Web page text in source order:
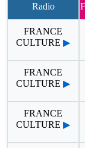
Radio
FRANCE
CULTURE ▶
FRANCE
CULTURE ▶
FRANCE
CULTURE ▶